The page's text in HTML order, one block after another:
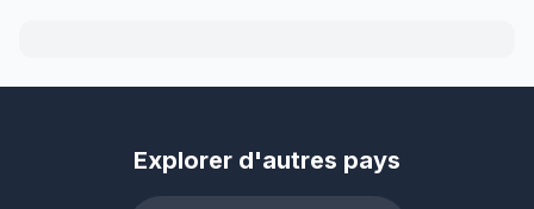
Explorer d'autres pays